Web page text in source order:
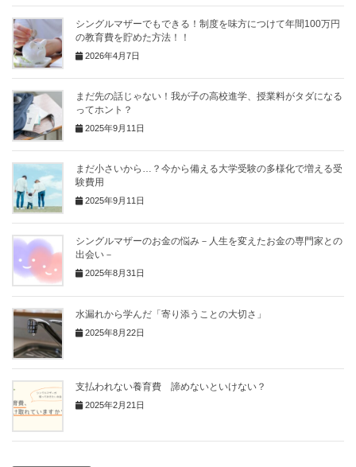
シングルマザーでもできる！制度を味方につけて年間100万円
の教育費を貯めた方法！！
2026年4月7日
まだ先の話じゃない！我が子の高校進学、授業料がタダになる
ってホント？
2025年9月11日
まだ小さいから…？今から備える大学受験の多様化で増える受
験費用
2025年9月11日
シングルマザーのお金の悩み－人生を変えたお金の専門家との
出会い－
2025年8月31日
水漏れから学んだ「寄り添うことの大切さ」
2025年8月22日
支払われない養育費 諦めないといけない？
2025年2月21日